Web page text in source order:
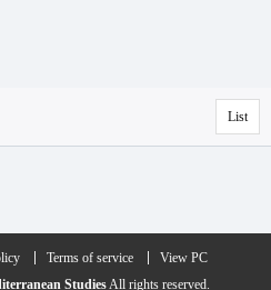
List
Terms of service
View PC
StudiesAll rights reserved.